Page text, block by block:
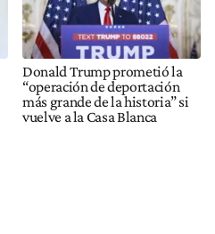
Donald Trump prometió la
“operación de deportación
más grande de la historia” si
vuelve a la Casa Blanca